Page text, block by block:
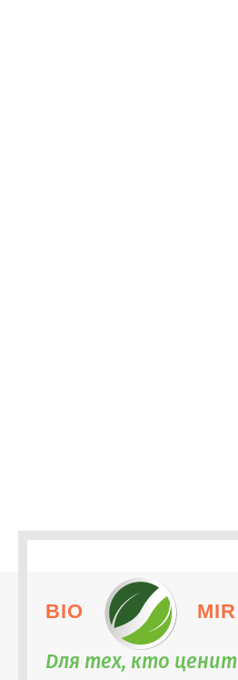
BIO MIR
Для тех, кто ценит